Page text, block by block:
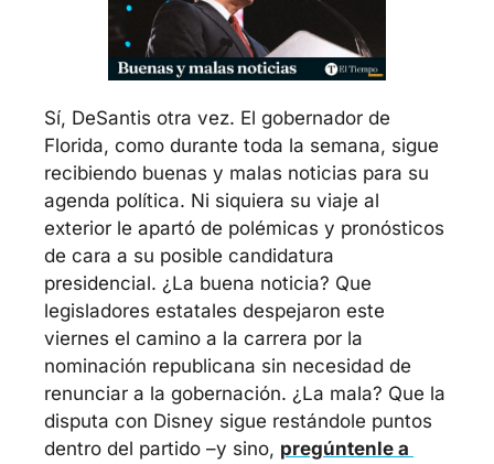
Sí, DeSantis otra vez. El gobernador de
Florida, como durante toda la semana, sigue
recibiendo buenas y malas noticias para su
agenda política. Ni siquiera su viaje al
exterior le apartó de polémicas y pronósticos
de cara a su posible candidatura
presidencial. ¿La buena noticia? Que
legisladores estatales despejaron este
viernes el camino a la carrera por la
nominación republicana sin necesidad de
renunciar a la gobernación. ¿La mala? Que la
disputa con Disney sigue restándole puntos
dentro del partido –y sino, pregúntenle a